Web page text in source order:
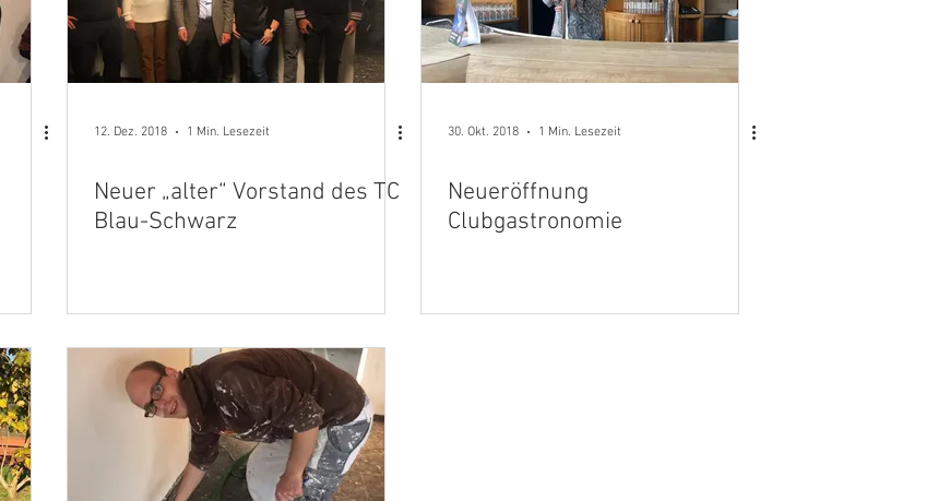
12. Dez. 2018 1 Min. Lesezeit
Neuer „alter“ Vorstand des TC
Blau-Schwarz
30. Okt. 2018 1 Min. Lesezeit
Neueröffnung
Clubgastronomie